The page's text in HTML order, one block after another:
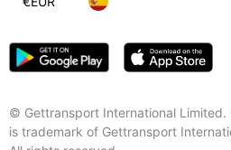
© Gettransport International Limited.
is trademark of Gettransport